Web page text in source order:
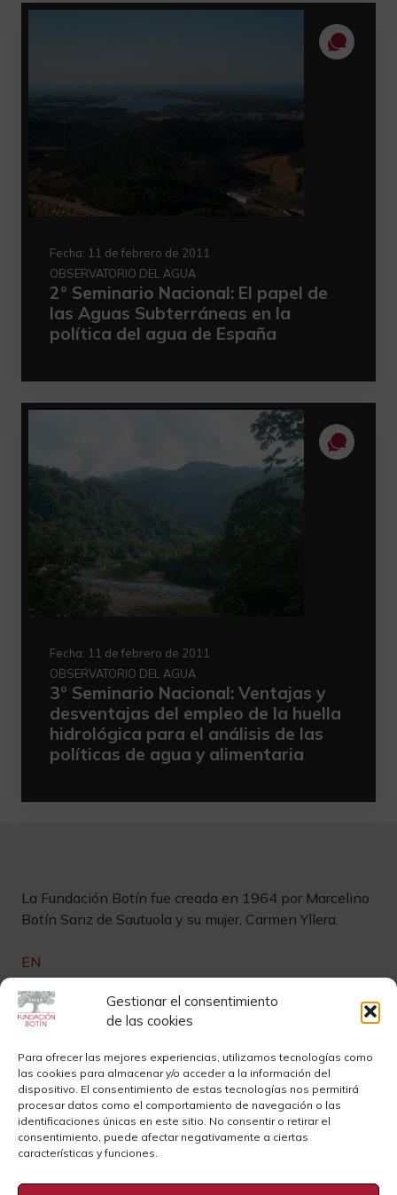
Gestionar el consentimiento
de las cookies
Para ofrecer las mejores experiencias, utilizamos tecnologías como
las cookies para almacenar y/o acceder a la información del
dispositivo. El consentimiento de estas tecnologías nos permitirá
procesar datos como el comportamiento de navegación o las
identificaciones únicas en este sitio. No consentir o retirar el
consentimiento, puede afectar negativamente a ciertas
características y funciones.
Fecha: 11 de febrero de 2011
OBSERVATORIO DEL AGUA
2º Seminario Nacional: El papel de
las Aguas Subterráneas en la
política del agua de España
Fecha: 11 de febrero de 2011
OBSERVATORIO DEL AGUA
3º Seminario Nacional: Ventajas y
desventajas del empleo de la huella
hidrológica para el análisis de las
políticas de agua y alimentaria
La Fundación Botín fue creada en 1964 por Marcelino
Botín Sanz de Sautuola y su mujer, Carmen Yllera.
EN
Links de interés
Contacto
Sedes
Sala de Prensa
Privacidad
Instagram
Youtube